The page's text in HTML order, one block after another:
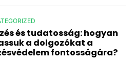
és tudatosság: hogyan
a dolgozókat a
fontosságára?